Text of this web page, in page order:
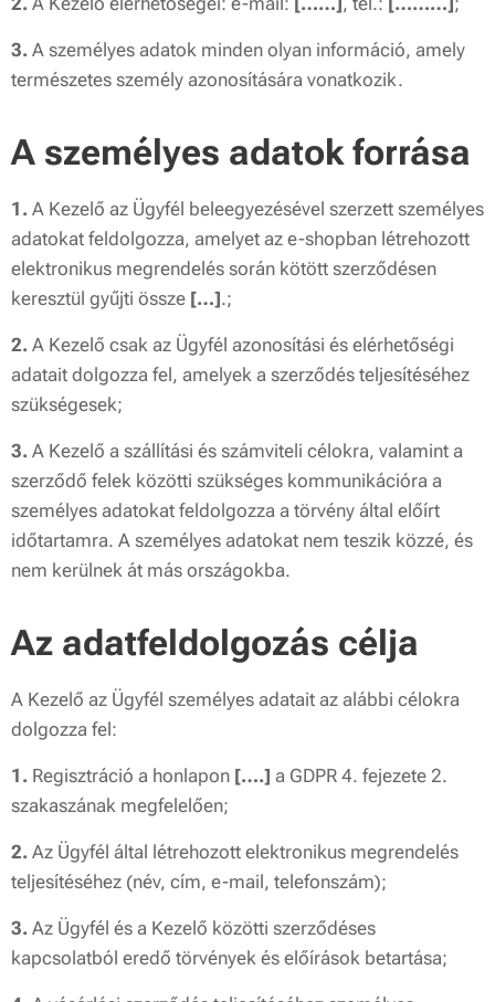
3. A személyes adatok minden olyan információ, amely
természetes személy azonosítására vonatkozik.
A személyes adatok forrása
1. A Kezelő az Ügyfél beleegyezésével szerzett személyes
adatokat feldolgozza, amelyet az e-shopban létrehozott
elektronikus megrendelés során kötött szerződésen
keresztül gyűjti össze […].;
2. A Kezelő csak az Ügyfél azonosítási és elérhetőségi
adatait dolgozza fel, amelyek a szerződés teljesítéséhez
szükségesek;
3. A Kezelő a szállítási és számviteli célokra, valamint a
szerződő felek közötti szükséges kommunikációra a
személyes adatokat feldolgozza a törvény által előírt
időtartamra. A személyes adatokat nem teszik közzé, és
nem kerülnek át más országokba.
Az adatfeldolgozás célja
A Kezelő az Ügyfél személyes adatait az alábbi célokra
dolgozza fel:
1. Regisztráció a honlapon [….] a GDPR 4. fejezete 2.
szakaszának megfelelően;
2. Az Ügyfél által létrehozott elektronikus megrendelés
teljesítéséhez (név, cím, e-mail, telefonszám);
3. Az Ügyfél és a Kezelő közötti szerződéses
kapcsolatból eredő törvények és előírások betartása;